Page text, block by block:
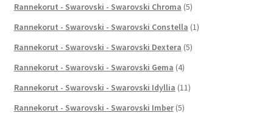
Rannekorut - Swarovski - Swarovski Chroma (5)
Rannekorut - Swarovski - Swarovski Constella (1)
Rannekorut - Swarovski - Swarovski Dextera (5)
Rannekorut - Swarovski - Swarovski Gema (4)
Rannekorut - Swarovski - Swarovski Idyllia (11)
Rannekorut - Swarovski - Swarovski Imber (5)